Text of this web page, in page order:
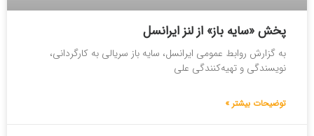
پخش «سایه باز» از لنز ایرانسل
به گزارش روابط عمومی ایرانسل، سایه باز سریالی به کارگردانی،
نویسندگی و تهیه‌کنندگی علی
توضیحات بیشتر »